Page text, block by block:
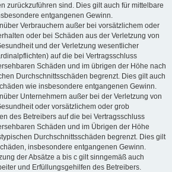
zurückzuführen sind. Dies gilt auch für mittelbare
entgangenen Gewinn.
Verbrauchern außer bei vorsätzlichem oder
oder bei Schäden aus der Verletzung von
und der Verletzung wesentlicher
auf die bei Vertragsschluss
Schäden und im übrigen der Höhe nach
Durchschnittsschäden begrenzt. Dies gilt auch
wie insbesondere entgangenen Gewinn.
Unternehmern außer bei der Verletzung von
oder vorsätzlichem oder grob
des Betreibers auf die bei Vertragsschluss
Schäden und im Übrigen der Höhe
Durchschnittsschäden begrenzt. Dies gilt
insbesondere entgangenen Gewinn.
der Absätze a bis c gilt sinngemäß auch
und Erfüllungsgehilfen des Betreibers.